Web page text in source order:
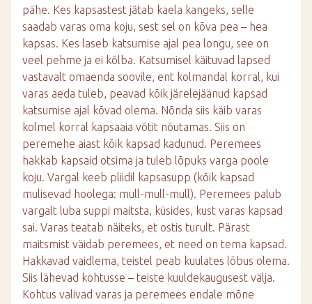
pähe. Kes kapsastest jätab kaela kangeks, selle
saadab varas oma koju, sest sel on kõva pea – hea
kapsas. Kes laseb katsumise ajal pea longu, see on
veel pehme ja ei kõlba. Katsumisel käituvad lapsed
vastavalt omaenda soovile, ent kolmandal korral, kui
varas aeda tuleb, peavad kõik järelejäänud kapsad
katsumise ajal kõvad olema. Nõnda siis käib varas
kolmel korral kapsaaia võtit nõutamas. Siis on
peremehe aiast kõik kapsad kadunud. Peremees
hakkab kapsaid otsima ja tuleb lõpuks varga poole
koju. Vargal keeb pliidil kapsasupp (kõik kapsad
mulisevad hoolega: mull-mull-mull). Peremees palub
vargalt luba suppi maitsta, küsides, kust varas kapsad
sai. Varas teatab näiteks, et ostis turult. Pärast
maitsmist väidab peremees, et need on tema kapsad.
Hakkavad vaidlema, teistel peab kuulates lõbus olema.
Siis lähevad kohtusse – teiste kuuldekaugusest välja.
Kohtus valivad varas ja peremees endale mõne